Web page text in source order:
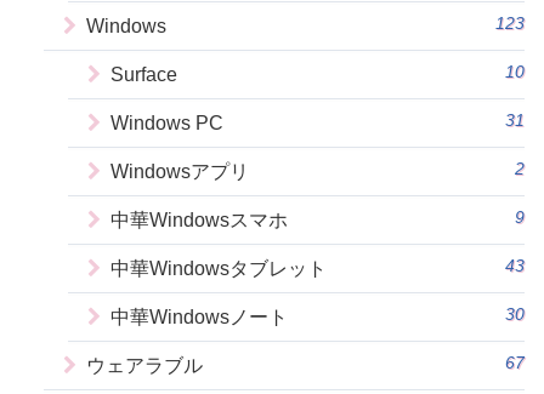
Windows 123
Surface 10
Windows PC 31
Windowsアプリ 2
中華Windowsスマホ 9
中華Windowsタブレット 43
中華Windowsノート 30
ウェアラブル 67